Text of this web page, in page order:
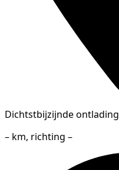
Dichtstbijzijnde ontlading
– km, richting –